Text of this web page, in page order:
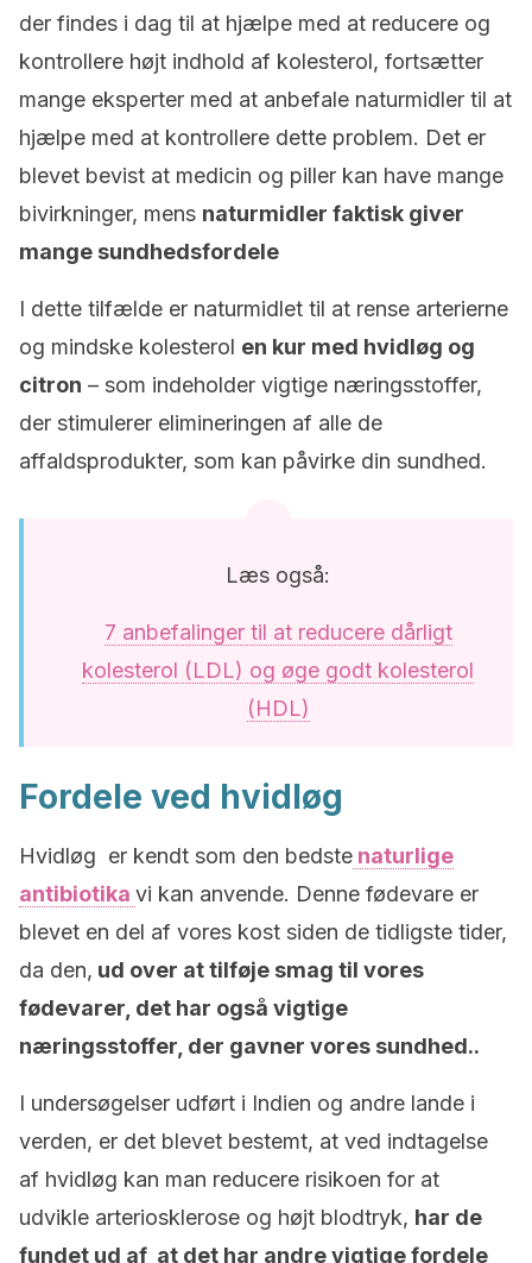
der findes i dag til at hjælpe med at reducere og
kontrollere højt indhold af kolesterol, fortsætter
mange eksperter med at anbefale naturmidler til at
hjælpe med at kontrollere dette problem. Det er
blevet bevist at medicin og piller kan have mange
bivirkninger, mens naturmidler faktisk giver
mange sundhedsfordele
I dette tilfælde er naturmidlet til at rense arterierne
og mindske kolesterol en kur med hvidløg og
citron – som indeholder vigtige næringsstoffer,
der stimulerer elimineringen af alle de
affaldsprodukter, som kan påvirke din sundhed.
Læs også:
7 anbefalinger til at reducere dårligt
kolesterol (LDL) og øge godt kolesterol
(HDL)
Fordele ved hvidløg
Hvidløg er kendt som den bedste naturlige
antibiotika vi kan anvende. Denne fødevare er
blevet en del af vores kost siden de tidligste tider,
da den, ud over at tilføje smag til vores
fødevarer, det har også vigtige
næringsstoffer, der gavner vores sundhed..
I undersøgelser udført i Indien og andre lande i
verden, er det blevet bestemt, at ved indtagelse
af hvidløg kan man reducere risikoen for at
udvikle arteriosklerose og højt blodtryk, har de
fundet ud af at det har andre vigtige fordele